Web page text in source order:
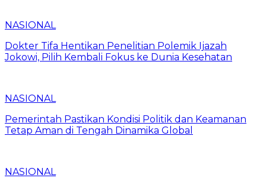
NASIONAL
Dokter Tifa Hentikan Penelitian Polemik Ijazah
Jokowi, Pilih Kembali Fokus ke Dunia Kesehatan
NASIONAL
Pemerintah Pastikan Kondisi Politik dan Keamanan
Tetap Aman di Tengah Dinamika Global
NASIONAL